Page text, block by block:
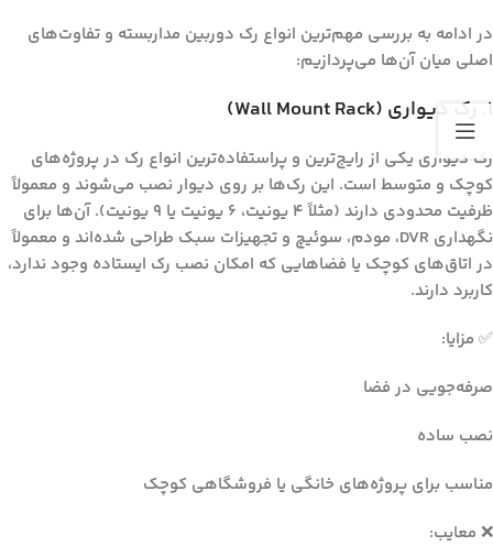
در ادامه به بررسی مهم‌ترین انواع رک دوربین مداربسته و تفاوت‌های
اصلی میان آن‌ها می‌پردازیم:
۱. رک دیواری (Wall Mount Rack)
رک دیواری یکی از رایج‌ترین و پراستفاده‌ترین انواع رک در پروژه‌های
کوچک و متوسط است. این رک‌ها بر روی دیوار نصب می‌شوند و معمولاً
ظرفیت محدودی دارند (مثلاً ۴ یونیت، ۶ یونیت یا ۹ یونیت). آن‌ها برای
نگهداری DVR، مودم، سوئیچ و تجهیزات سبک طراحی شده‌اند و معمولاً
در اتاق‌های کوچک یا فضاهایی که امکان نصب رک ایستاده وجود ندارد،
کاربرد دارند.
✅ مزایا:
صرفه‌جویی در فضا
نصب ساده
مناسب برای پروژه‌های خانگی یا فروشگاهی کوچک
❌ معایب: